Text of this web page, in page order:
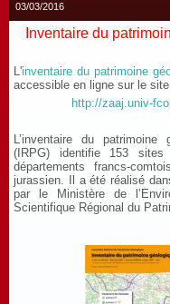
03/03/2016
Inventaire du
L'inventaire du patrimoine
accessible en ligne sur le
http://zaaj.univ-
L’inventaire du
(IRPG) identifie 153
départements francs-
jurassien. Il a été réalisé
par le Ministère de
Scientifique Régional du